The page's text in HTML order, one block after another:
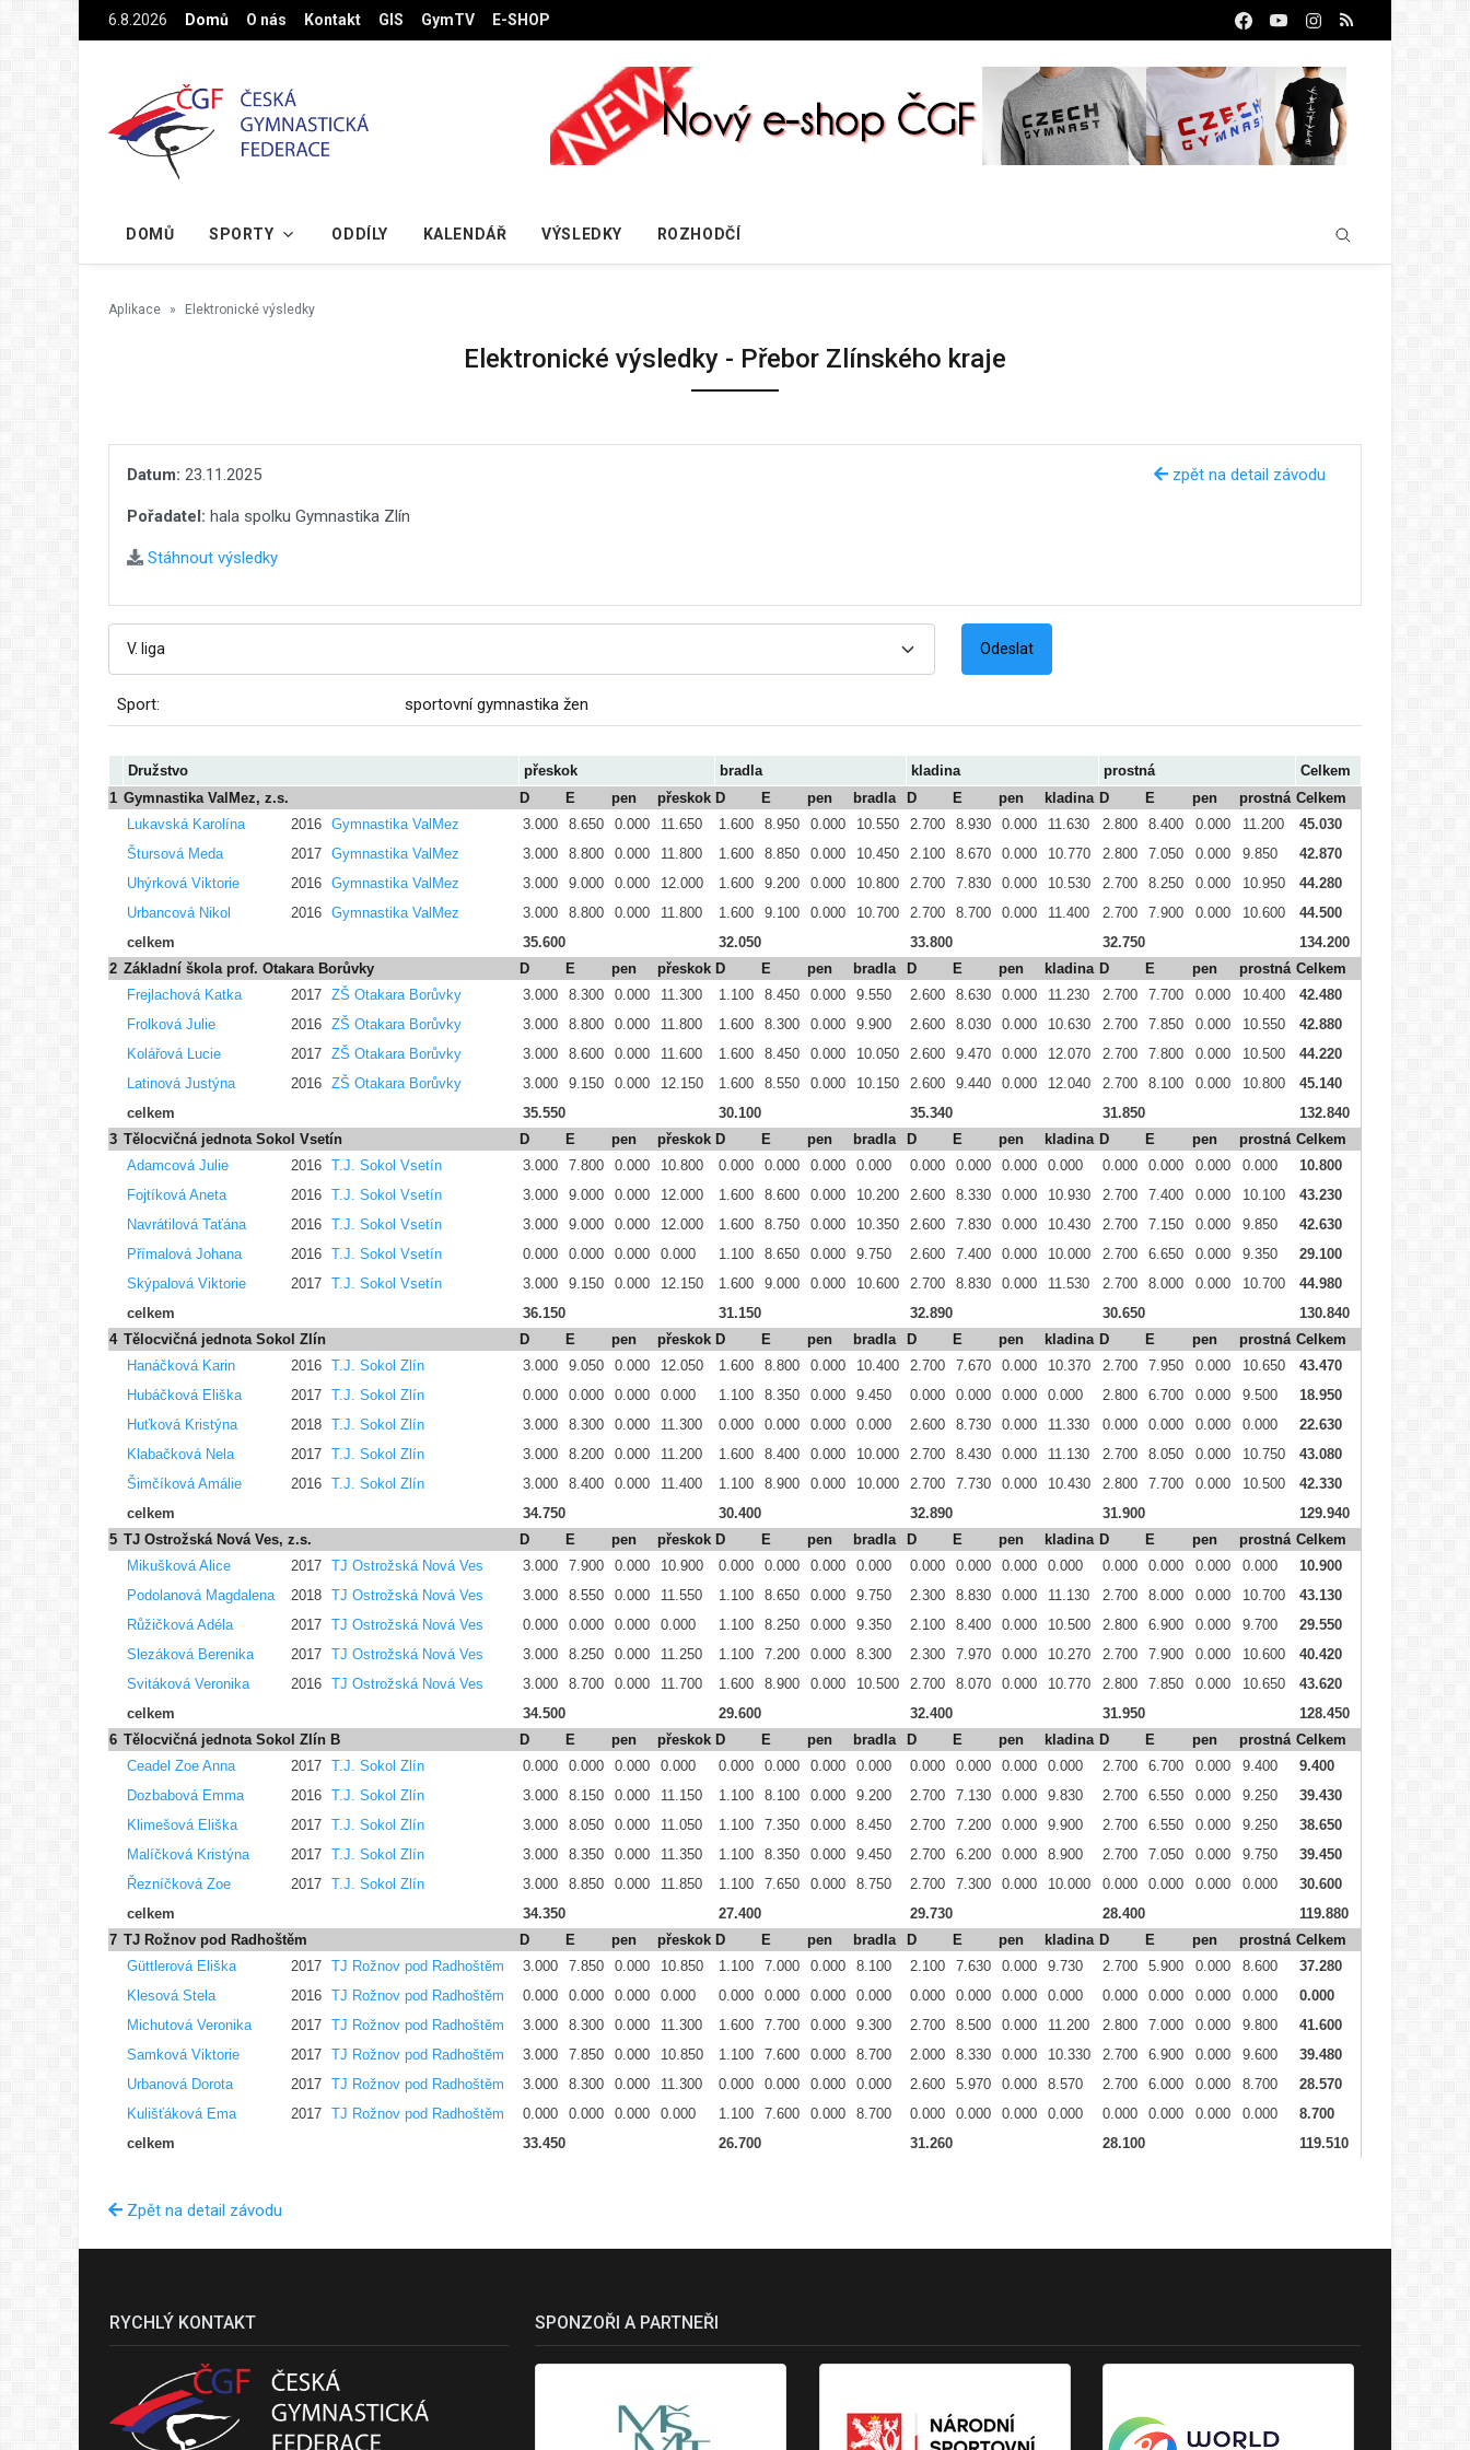
Na hlavní obsah6.8.2026 Domů O nás Kontakt GIS GymTV E-SHOP
DOMŮ SPORTY ODDÍLY KALENDÁŘ VÝSLEDKY ROZHODČÍ
Aplikace Elektronické výsledky
Elektronické výsledky - Přebor Zlínského kraje
zpět na detail závodu
Datum: 23.11.2025
Pořadatel: hala spolku Gymnastika Zlín
Stáhnout výsledky
Sport: sportovní gymnastika žen
Družstvo přeskok bradla kladina prostná
Celkem
1 Gymnastika ValMez, z.s. D E pen přeskok D E pen bradla D E pen kladina D E pen prostná Celkem
Lukavská Karolína
2016 Gymnastika ValMez 3.000 8.650 0.000 11.650 1.600 8.950 0.000 10.550 2.700 8.930 0.000 11.630 2.800 8.400 0.000 11.200
45.030
Štursová Meda
2017 Gymnastika ValMez 3.000 8.800 0.000 11.800 1.600 8.850 0.000 10.450 2.100 8.670 0.000 10.770 2.800 7.050 0.000 9.850
42.870
Uhýrková Viktorie
2016 Gymnastika ValMez 3.000 9.000 0.000 12.000 1.600 9.200 0.000 10.800 2.700 7.830 0.000 10.530 2.700 8.250 0.000 10.950
44.280
Urbancová Nikol
2016 Gymnastika ValMez 3.000 8.800 0.000 11.800 1.600 9.100 0.000 10.700 2.700 8.700 0.000 11.400 2.700 7.900 0.000 10.600
44.500
celkem
35.600 32.050 33.800 32.750
134.200
2 Základní škola prof. Otakara Borůvky D E pen přeskok D E pen bradla D E pen kladina D E pen prostná Celkem
Frejlachová Katka
2017 ZŠ Otakara Borůvky 3.000 8.300 0.000 11.300 1.100 8.450 0.000 9.550 2.600 8.630 0.000 11.230 2.700 7.700 0.000 10.400
42.480
Frolková Julie
2016 ZŠ Otakara Borůvky 3.000 8.800 0.000 11.800 1.600 8.300 0.000 9.900 2.600 8.030 0.000 10.630 2.700 7.850 0.000 10.550
42.880
Kolářová Lucie
2017 ZŠ Otakara Borůvky 3.000 8.600 0.000 11.600 1.600 8.450 0.000 10.050 2.600 9.470 0.000 12.070 2.700 7.800 0.000 10.500
44.220
Latinová Justýna
2016 ZŠ Otakara Borůvky 3.000 9.150 0.000 12.150 1.600 8.550 0.000 10.150 2.600 9.440 0.000 12.040 2.700 8.100 0.000 10.800
45.140
celkem
35.550 30.100 35.340 31.850
132.840
3 Tělocvičná jednota Sokol Vsetín D E pen přeskok D E pen bradla D E pen kladina D E pen prostná Celkem
Adamcová Julie
2016 T.J. Sokol Vsetín 3.000 7.800 0.000 10.800 0.000 0.000 0.000 0.000 0.000 0.000 0.000 0.000 0.000 0.000 0.000 0.000
10.800
Fojtíková Aneta
2016 T.J. Sokol Vsetín 3.000 9.000 0.000 12.000 1.600 8.600 0.000 10.200 2.600 8.330 0.000 10.930 2.700 7.400 0.000 10.100
43.230
Navrátilová Taťána
2016 T.J. Sokol Vsetín 3.000 9.000 0.000 12.000 1.600 8.750 0.000 10.350 2.600 7.830 0.000 10.430 2.700 7.150 0.000 9.850
42.630
Přímalová Johana
2016 T.J. Sokol Vsetín 0.000 0.000 0.000 0.000 1.100 8.650 0.000 9.750 2.600 7.400 0.000 10.000 2.700 6.650 0.000 9.350
29.100
Skýpalová Viktorie
2017 T.J. Sokol Vsetín 3.000 9.150 0.000 12.150 1.600 9.000 0.000 10.600 2.700 8.830 0.000 11.530 2.700 8.000 0.000 10.700
44.980
celkem
36.150 31.150 32.890 30.650
130.840
4 Tělocvičná jednota Sokol Zlín D E pen přeskok D E pen bradla D E pen kladina D E pen prostná Celkem
Hanáčková Karin
2016 T.J. Sokol Zlín 3.000 9.050 0.000 12.050 1.600 8.800 0.000 10.400 2.700 7.670 0.000 10.370 2.700 7.950 0.000 10.650
43.470
Hubáčková Eliška
2017 T.J. Sokol Zlín 0.000 0.000 0.000 0.000 1.100 8.350 0.000 9.450 0.000 0.000 0.000 0.000 2.800 6.700 0.000 9.500
18.950
Huťková Kristýna
2018 T.J. Sokol Zlín 3.000 8.300 0.000 11.300 0.000 0.000 0.000 0.000 2.600 8.730 0.000 11.330 0.000 0.000 0.000 0.000
22.630
Klabačková Nela
2017 T.J. Sokol Zlín 3.000 8.200 0.000 11.200 1.600 8.400 0.000 10.000 2.700 8.430 0.000 11.130 2.700 8.050 0.000 10.750
43.080
Šimčíková Amálie
2016 T.J. Sokol Zlín 3.000 8.400 0.000 11.400 1.100 8.900 0.000 10.000 2.700 7.730 0.000 10.430 2.800 7.700 0.000 10.500
42.330
celkem
34.750 30.400 32.890 31.900
129.940
5 TJ Ostrožská Nová Ves, z.s. D E pen přeskok D E pen bradla D E pen kladina D E pen prostná Celkem
Mikušková Alice
2017 TJ Ostrožská Nová Ves 3.000 7.900 0.000 10.900 0.000 0.000 0.000 0.000 0.000 0.000 0.000 0.000 0.000 0.000 0.000 0.000
10.900
Podolanová Magdalena
2018 TJ Ostrožská Nová Ves 3.000 8.550 0.000 11.550 1.100 8.650 0.000 9.750 2.300 8.830 0.000 11.130 2.700 8.000 0.000 10.700
43.130
Růžičková Adéla
2017 TJ Ostrožská Nová Ves 0.000 0.000 0.000 0.000 1.100 8.250 0.000 9.350 2.100 8.400 0.000 10.500 2.800 6.900 0.000 9.700
29.550
Slezáková Berenika
2017 TJ Ostrožská Nová Ves 3.000 8.250 0.000 11.250 1.100 7.200 0.000 8.300 2.300 7.970 0.000 10.270 2.700 7.900 0.000 10.600
40.420
Svitáková Veronika
2016 TJ Ostrožská Nová Ves 3.000 8.700 0.000 11.700 1.600 8.900 0.000 10.500 2.700 8.070 0.000 10.770 2.800 7.850 0.000 10.650
43.620
celkem
34.500 29.600 32.400 31.950
128.450
6 Tělocvičná jednota Sokol Zlín B D E pen přeskok D E pen bradla D E pen kladina D E pen prostná Celkem
Ceadel Zoe Anna
2017 T.J. Sokol Zlín 0.000 0.000 0.000 0.000 0.000 0.000 0.000 0.000 0.000 0.000 0.000 0.000 2.700 6.700 0.000 9.400
9.400
Dozbabová Emma
2016 T.J. Sokol Zlín 3.000 8.150 0.000 11.150 1.100 8.100 0.000 9.200 2.700 7.130 0.000 9.830 2.700 6.550 0.000 9.250
39.430
Klimešová Eliška
2017 T.J. Sokol Zlín 3.000 8.050 0.000 11.050 1.100 7.350 0.000 8.450 2.700 7.200 0.000 9.900 2.700 6.550 0.000 9.250
38.650
Malíčková Kristýna
2017 T.J. Sokol Zlín 3.000 8.350 0.000 11.350 1.100 8.350 0.000 9.450 2.700 6.200 0.000 8.900 2.700 7.050 0.000 9.750
39.450
Řezníčková Zoe
2017 T.J. Sokol Zlín 3.000 8.850 0.000 11.850 1.100 7.650 0.000 8.750 2.700 7.300 0.000 10.000 0.000 0.000 0.000 0.000
30.600
celkem
34.350 27.400 29.730 28.400
119.880
7 TJ Rožnov pod Radhoštěm D E pen přeskok D E pen bradla D E pen kladina D E pen prostná Celkem
Güttlerová Eliška
2017 TJ Rožnov pod Radhoštěm 3.000 7.850 0.000 10.850 1.100 7.000 0.000 8.100 2.100 7.630 0.000 9.730 2.700 5.900 0.000 8.600
37.280
Klesová Stela
2016 TJ Rožnov pod Radhoštěm 0.000 0.000 0.000 0.000 0.000 0.000 0.000 0.000 0.000 0.000 0.000 0.000 0.000 0.000 0.000 0.000
0.000
Michutová Veronika
2017 TJ Rožnov pod Radhoštěm 3.000 8.300 0.000 11.300 1.600 7.700 0.000 9.300 2.700 8.500 0.000 11.200 2.800 7.000 0.000 9.800
41.600
Samková Viktorie
2017 TJ Rožnov pod Radhoštěm 3.000 7.850 0.000 10.850 1.100 7.600 0.000 8.700 2.000 8.330 0.000 10.330 2.700 6.900 0.000 9.600
39.480
Urbanová Dorota
2017 TJ Rožnov pod Radhoštěm 3.000 8.300 0.000 11.300 0.000 0.000 0.000 0.000 2.600 5.970 0.000 8.570 2.700 6.000 0.000 8.700
28.570
Kulišťáková Ema
2017 TJ Rožnov pod Radhoštěm 0.000 0.000 0.000 0.000 1.100 7.600 0.000 8.700 0.000 0.000 0.000 0.000 0.000 0.000 0.000 0.000
8.700
celkem
33.450 26.700 31.260 28.100 119.510
Zpět na detail závodu
RYCHLÝ KONTAKT SPONZOŘI A PARTNEŘI